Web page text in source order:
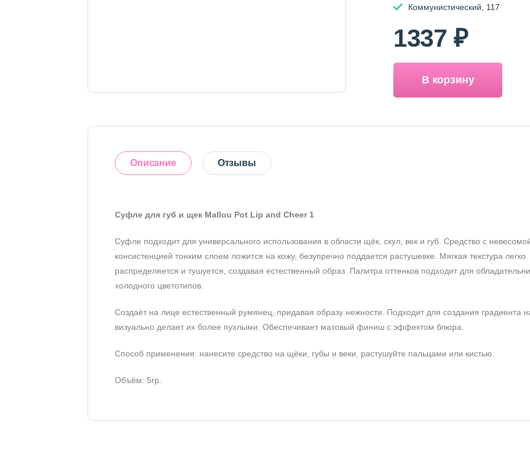
Коммунистический, 117
1337 ₽
В корзину
Описание Отзывы
Суфле для губ и щек Mallou Pot Lip and Cheer 1
Суфле подходит для универсального использования в области щёк, скул, век и губ. Средство с
консистенцией тонким слоем ложится на кожу, безупречно поддается растушевке. Мягкая текстура легко
распределяется и тушуется, создавая естественный образ. Палитра оттенков подходит для
холодного цветотипов.
Создаёт на лице естественный румянец, придавая образу нежности. Подходит для создания градиента
визуально делает их более пухлыми. Обеспечивает матовый финиш с эффектом блюра.
Способ применения: нанесите средство на щёки, губы и веки, растушуйте пальцами или кистью.
Объём: 5гр.
Оставить отзыв